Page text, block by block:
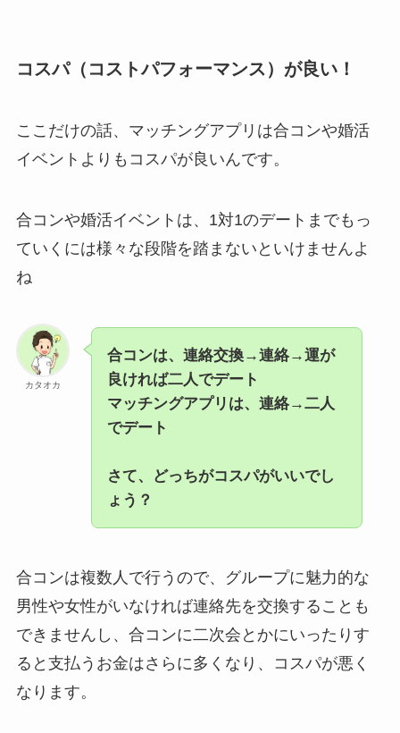
コスパ（コストパフォーマンス）が良い！
ここだけの話、マッチングアプリは合コンや婚活
イベントよりもコスパが良いんです。
合コンや婚活イベントは、1対1のデートまでもっ
ていくには様々な段階を踏まないといけませんよ
ね
カタオカ
合コンは、連絡交換→連絡→運が
良ければ二人でデート
マッチングアプリは、連絡→二人
でデート
さて、どっちがコスパがいいでし
ょう？
合コンは複数人で行うので、グループに魅力的な
男性や女性がいなければ連絡先を交換することも
できませんし、合コンに二次会とかにいったりす
ると支払うお金はさらに多くなり、コスパが悪く
なります。